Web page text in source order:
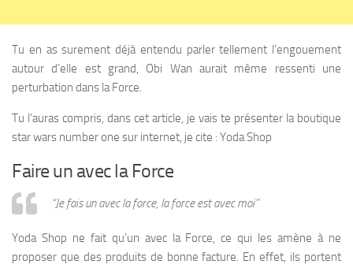
Tu en as surement déjà entendu parler tellement l’engouement
autour d’elle est grand, Obi Wan aurait même ressenti une
perturbation dans la Force.
Tu l’auras compris, dans cet article, je vais te présenter la boutique
star wars number one sur internet, je cite : Yoda Shop
Faire un avec la Force
“Je fais un avec la force, la force est avec moi”
Yoda Shop ne fait qu’un avec la Force, ce qui les amène à ne
proposer que des produits de bonne facture. En effet, ils portent